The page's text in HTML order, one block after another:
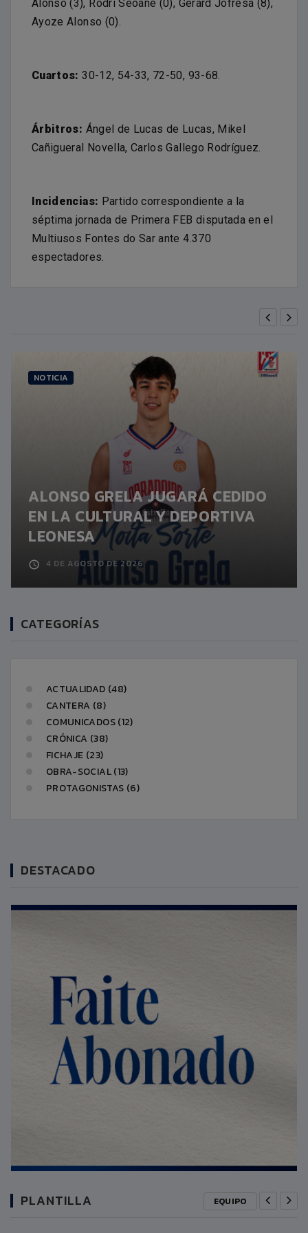
Alonso (3), Rodri Seoane (0), Gerard Jofresa (8),
Ayoze Alonso (0).
Cuartos: 30-12, 54-33, 72-50, 93-68.
Árbitros: Ángel de Lucas de Lucas, Mikel
Cañigueral Novella, Carlos Gallego Rodríguez.
Incidencias: Partido correspondiente a la
séptima jornada de Primera FEB disputada en el
Multiusos Fontes do Sar ante 4.370
espectadores.
NOTICIA
ALONSO GRELA JUGARÁ CEDIDO
EN LA CULTURAL Y DEPORTIVA
LEONESA
4 DE AGOSTO DE 2026
CATEGORÍAS
ACTUALIDAD (48)
CANTERA (8)
COMUNICADOS (12)
CRÓNICA (38)
FICHAJE (23)
OBRA-SOCIAL (13)
PROTAGONISTAS (6)
DESTACADO
PLANTILLA EQUIPO